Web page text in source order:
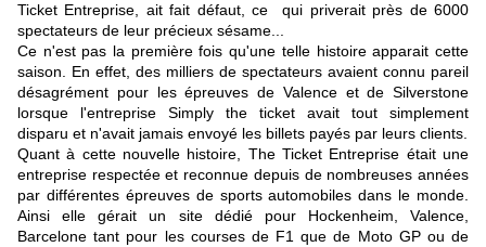
Ticket Entreprise, ait fait défaut, ce qui priverait près de 6000
spectateurs de leur précieux sésame...
Ce n'est pas la première fois qu'une telle histoire apparait cette
saison. En effet, des milliers de spectateurs avaient connu pareil
désagrément pour les épreuves de Valence et de Silverstone
lorsque l'entreprise Simply the ticket avait tout simplement
disparu et n'avait jamais envoyé les billets payés par leurs clients.
Quant à cette nouvelle histoire, The Ticket Entreprise était une
entreprise respectée et reconnue depuis de nombreuses années
par différentes épreuves de sports automobiles dans le monde.
Ainsi elle gérait un site dédié pour Hockenheim, Valence,
Barcelone tant pour les courses de F1 que de Moto GP ou de